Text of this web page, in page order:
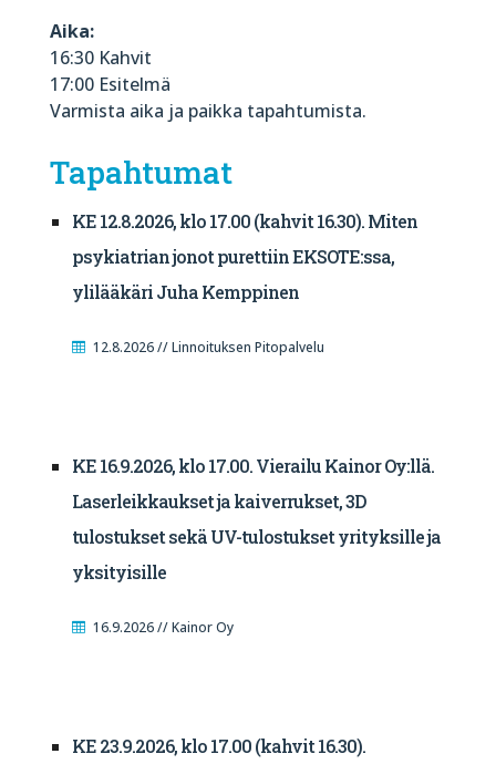
Aika:
16:30 Kahvit
17:00 Esitelmä
Varmista aika ja paikka tapahtumista.
Tapahtumat
KE 12.8.2026, klo 17.00 (kahvit 16.30). Miten
psykiatrian jonot purettiin EKSOTE:ssa,
ylilääkäri Juha Kemppinen
12.8.2026 // Linnoituksen Pitopalvelu
KE 16.9.2026, klo 17.00. Vierailu Kainor Oy:llä.
Laserleikkaukset ja kaiverrukset, 3D
tulostukset sekä UV-tulostukset yrityksille ja
yksityisille
16.9.2026 // Kainor Oy
KE 23.9.2026, klo 17.00 (kahvit 16.30).